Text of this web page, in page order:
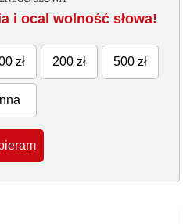
i ocal wolność słowa!
zł 200 zł 500 zł